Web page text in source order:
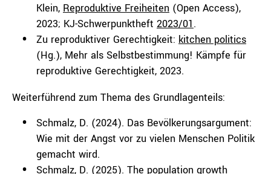
Klein, Reproduktive Freiheiten (Open Access),
2023; KJ-Schwerpunktheft 2023/01.
Zu reproduktiver Gerechtigkeit: kitchen politics
(Hg.), Mehr als Selbstbestimmung! Kämpfe für
reproduktive Gerechtigkeit, 2023.
Weiterführend zum Thema des Grundlagenteils:
Schmalz, D. (2024). Das Bevölkerungsargument:
Wie mit der Angst vor zu vielen Menschen Politik
gemacht wird.
Schmalz, D. (2025). The population growth